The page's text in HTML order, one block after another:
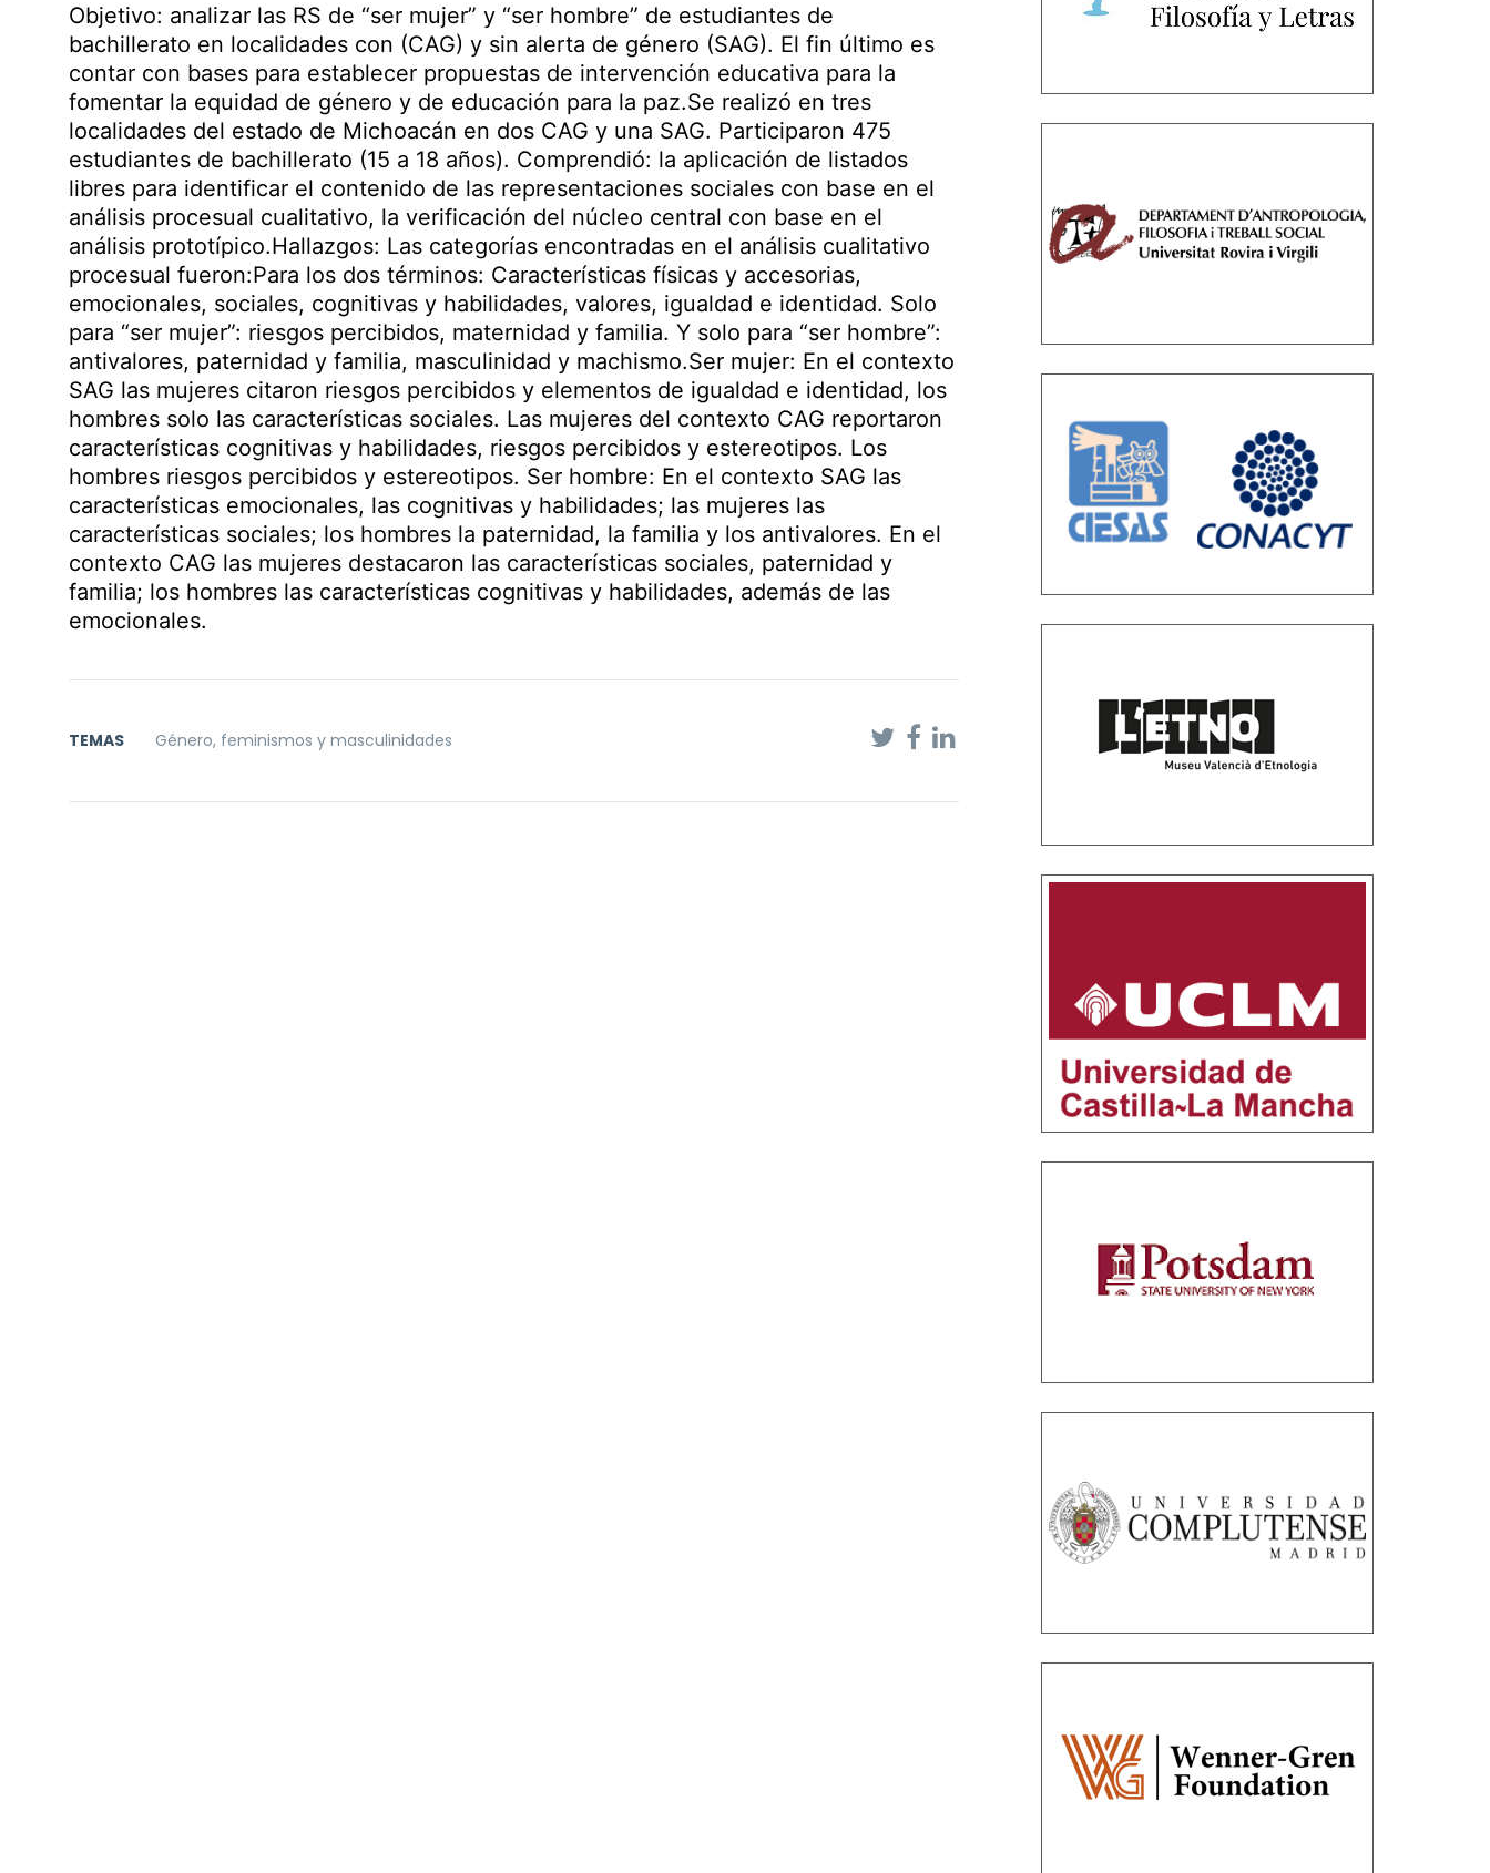
Objetivo: analizar las RS de “ser mujer” y “ser hombre” de estudiantes de
bachillerato en localidades con (CAG) y sin alerta de género (SAG). El fin último es
contar con bases para establecer propuestas de intervención educativa para la
fomentar la equidad de género y de educación para la paz.Se realizó en tres
localidades del estado de Michoacán en dos CAG y una SAG. Participaron 475
estudiantes de bachillerato (15 a 18 años). Comprendió: la aplicación de listados
libres para identificar el contenido de las representaciones sociales con base en el
análisis procesual cualitativo, la verificación del núcleo central con base en el
análisis prototípico.Hallazgos: Las categorías encontradas en el análisis cualitativo
procesual fueron:Para los dos términos: Características físicas y accesorias,
emocionales, sociales, cognitivas y habilidades, valores, igualdad e identidad. Solo
para “ser mujer”: riesgos percibidos, maternidad y familia. Y solo para “ser hombre”:
antivalores, paternidad y familia, masculinidad y machismo.Ser mujer: En el contexto
SAG las mujeres citaron riesgos percibidos y elementos de igualdad e identidad, los
hombres solo las características sociales. Las mujeres del contexto CAG reportaron
características cognitivas y habilidades, riesgos percibidos y estereotipos. Los
hombres riesgos percibidos y estereotipos. Ser hombre: En el contexto SAG las
características emocionales, las cognitivas y habilidades; las mujeres las
características sociales; los hombres la paternidad, la familia y los antivalores. En el
contexto CAG las mujeres destacaron las características sociales, paternidad y
familia; los hombres las características cognitivas y habilidades, además de las
emocionales.
TEMAS Género, feminismos y masculinidades